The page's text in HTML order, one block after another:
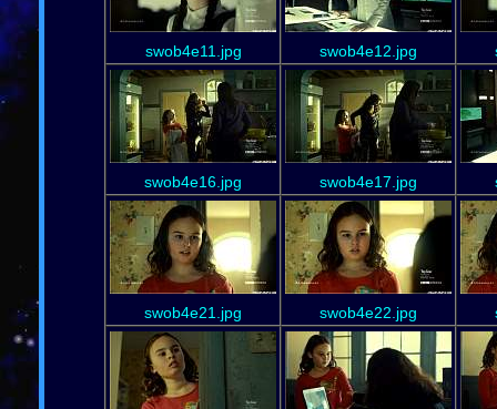
swob4e11.jpg swob4e12.jpg
swob4e16.jpg swob4e17.jpg
swob4e21.jpg swob4e22.jpg